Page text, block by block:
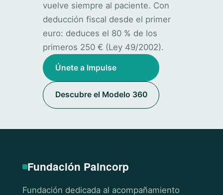
vuelve siempre al paciente. Con
deducción fiscal desde el primer
euro: deduces el 80 % de los
primeros 250 € (Ley 49/2002).
Únete a Impulse
Descubre el Modelo 360
Fundación Paincorp
Fundación dedicada al acompañamiento